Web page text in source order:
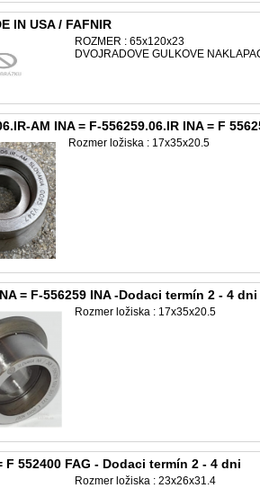
IN USA / FAFNIR
ROZMER : 65x120x23
DVOJRADOVE GULKOVE
AM INA = F-556259.06.IR INA = F
Rozmer ložiska : 17x35x20.5
= F-556259 INA -Dodaci termín 2 - 4 dni
Rozmer ložiska : 17x35x20.5
F 552400 FAG - Dodaci termín 2 - 4 dni
Rozmer ložiska : 23x26x31.4